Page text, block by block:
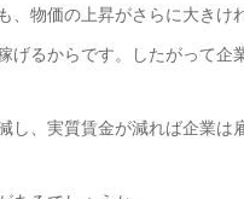
物価の上昇がさらに大きけ
げるからです。したがって
、実質賃金が減れば企業は